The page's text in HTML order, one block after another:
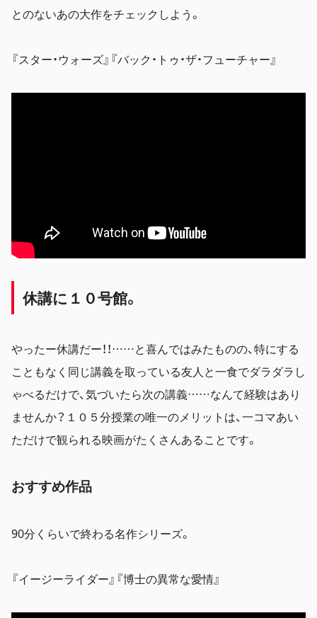
とのないあの大作をチェックしよう。
『スター・ウォーズ』『バック・トゥ・ザ・フューチャー』
休講に１０号館。
やったー休講だー！！……と喜んではみたものの、特にする
こともなく同じ講義を取っている友人と一食でダラダラし
ゃべるだけで、気づいたら次の講義……なんて経験はあり
ませんか？１０５分授業の唯一のメリットは、一コマあい
ただけで観られる映画がたくさんあることです。
おすすめ作品
90分くらいで終わる名作シリーズ。
『イージーライダー』『博士の異常な愛情』